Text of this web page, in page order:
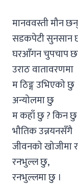
मानववस्ती मौन
सडकपेटी सुनसान
घरआँगन चुपचाप
उराठ वातावरणमा
म ठिङ्ग उभिएको छु
अन्योलमा छु
म कहाँ छु ? किन छु
भौतिक उन्नयनसँगै
जीवनको खोजीमा
रनभुल्ल छु,
रनभुल्लमा छु ।